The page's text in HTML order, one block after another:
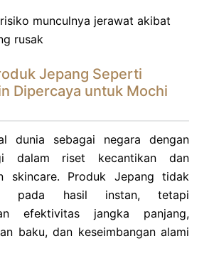
munculnya jerawat akibat
rusak
Jepang Seperti
Dipercaya untuk Mochi
dunia sebagai negara dengan
dalam riset kecantikan dan
skincare. Produk Jepang tidak
pada hasil instan, tetapi
efektivitas jangka panjang,
baku, dan keseimbangan alami